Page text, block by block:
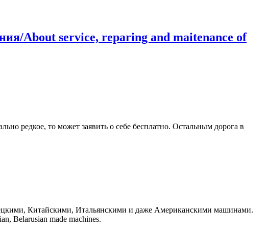
About service, reparing and maitenance of
редкое, то может заявить о себе бесплатно. Остальным дорога в
Китайскими, Итальянскими и даже Американскими машинами.
Belarusian made machines.